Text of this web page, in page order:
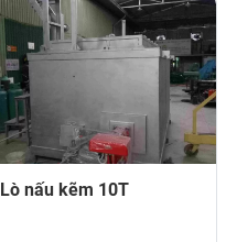
Lò nấu kẽm 10T